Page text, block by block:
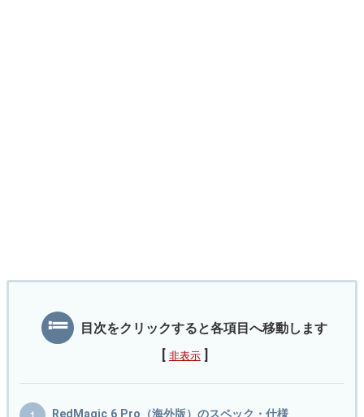
目次をクリックすると各項目へ移動します
非表示
RedMagic 6 Pro（海外版）のスペック・仕様